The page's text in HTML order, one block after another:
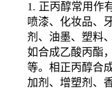
1. 正丙醇常用作
喷漆、化妆品、
剂、油墨、塑料
如合成乙酸丙酯
等。相正丙醇合
加剂、增塑剂、